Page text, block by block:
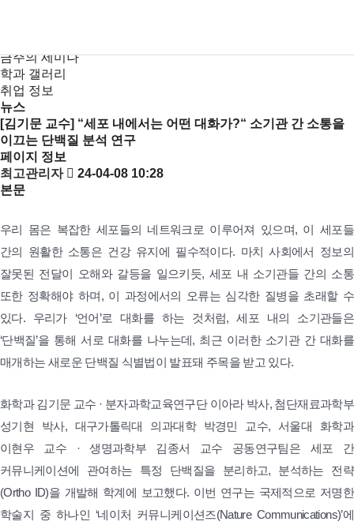
금주의 세미나
학과 갤러리
취업 정보
뉴스
[김기문 교수] “세포 내에서는 어떤 대화가?“ 소기관 간 소통을
이끄는 단백질 분석 연구
페이지 정보
최고관리자
24-04-08 10:28
본문
우리 몸은 복잡한 세포들의 네트워크로 이루어져 있으며, 이 세포들
간의 원활한 소통은 건강 유지에 필수적이다. 마치 사회에서 정보의
잘못된 전달이 오해와 갈등을 일으키듯, 세포 내 소기관들 간의 소통
또한 정확해야 하며, 이 과정에서의 오류는 심각한 질병을 초래할 수
있다. 우리가 ‘언어’로 대화를 하는 것처럼, 세포 내의 소기관들은
‘단백질’을 통해 서로 대화를 나누는데, 최근 이러한 소기관 간 대화를
매개하는 새로운 단백질 식별법이 발표돼 주목을 받고 있다.
화학과 김기문 교수 · 분자과학교육연구단 이아라 박사, 첨단재료과학부
성기현 박사, 대구가톨릭대 의과대학 박경민 교수, 서울대 화학과
이현우 교수 · 생명과학부 김종서 교수 공동연구팀은 세포 간
커뮤니케이션에 관여하는 특정 단백질을 분리하고, 분석하는 전략
(Ortho ID)을 개발해 학계에 보고했다. 이번 연구는 국제적으로 저명한
학술지 중 하나인 ‘네이처 커뮤니케이션즈(Nature Communications)’에